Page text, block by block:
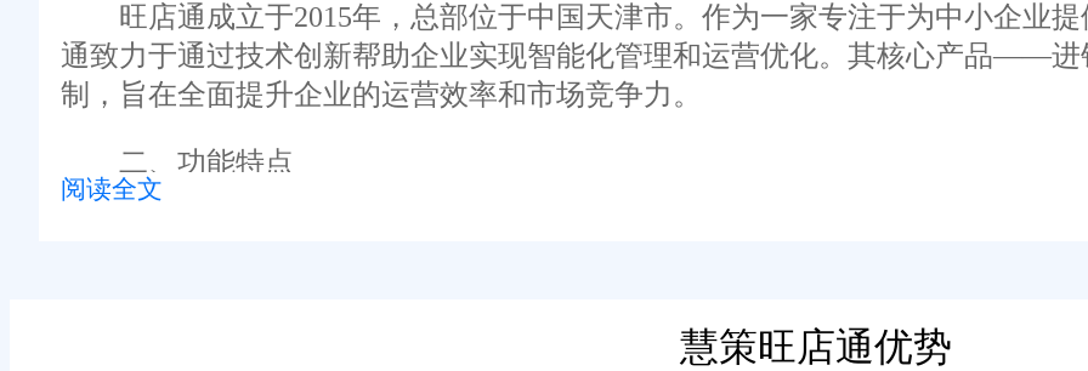
旺店通成立于2015年，总部位于中国天津市。作为一家专注于为中小企业提
通致力于通过技术创新帮助企业实现智能化管理和运营优化。其核心产品——进
制，旨在全面提升企业的运营效率和市场竞争力。
二、功能特点
同时，提供智能筛选和排序功能，帮助企业更好地应对订单高峰。
阅读全文
慧策旺店通优势